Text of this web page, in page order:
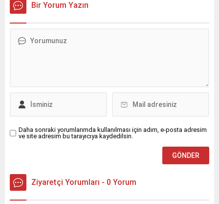
Bir Yorum Yazın
Daha sonraki yorumlarımda kullanılması için adım, e-posta adresim
ve site adresim bu tarayıcıya kaydedilsin.
Ziyaretçi Yorumları - 0 Yorum